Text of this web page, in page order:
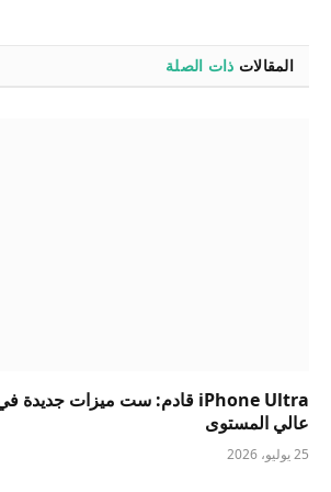
المقالات ذات الصلة
عالي المستوى
25 يوليو، 2026